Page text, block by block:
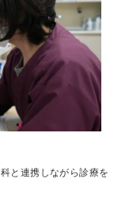
と連携しながら診療を